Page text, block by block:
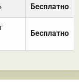
Бесплатно
Бесплатно